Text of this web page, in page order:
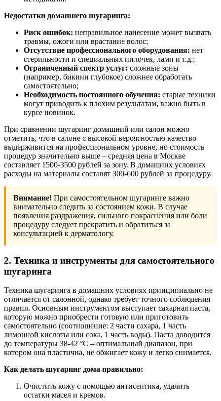
Недостатки домашнего шугаринга:
Риск ошибок: неправильное нанесение может вызвать
травмы, ожоги или врастание волос;
Отсутствие профессионального оборудования: нет
стерильности и специальных пилочек, ламп и т.д.;
Ограниченный спектр услуг: сложные зоны
(например, бикини глубокое) сложнее обработать
самостоятельно;
Необходимость постоянного обучения: старые техники
могут приводить к плохим результатам, важно быть в
курсе новинок.
При сравнении шугаринг домашний или салон можно
отметить, что в салоне с высокой вероятностью качество
выдерживится на профессиональном уровне, но стоимость
процедур значительно выше – средняя цена в Москве
составляет 1500-3500 рублей за зону. В домашних условиях
расходы на материалы составят 300-600 рублей за процедуру.
Внимание! При самостоятельном шугаринге важно
внимательно следить за состоянием кожи. В случае
появления раздражения, сильного покраснения или боли
процедуру следует прекратить и обратиться за
консультацией к дерматологу.
2. Техника и инструменты для самостоятельного
шугаринга
Техника шугаринга в домашних условиях принципиально не
отличается от салонной, однако требует точного соблюдения
правил. Основным инструментом выступает сахарная паста,
которую можно приобрести готовую или приготовить
самостоятельно (соотношение: 2 части сахара, 1 часть
лимонной кислоты или сока, 1 часть воды). Паста доводится
до температуры 38-42 °C – оптимальный диапазон, при
котором она пластична, не обжигает кожу и легко снимается.
Как делать шугаринг дома правильно:
Очистить кожу с помощью антисептика, удалить
остатки масел и кремов.